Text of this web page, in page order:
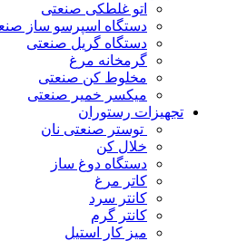
اتو غلطکی صنعتی
دستگاه اسپرسو ساز
دستگاه گریل صنعتی
گرمخانه مرغ
مخلوط کن صنعتی
میکسر خمیر صنعتی
تجهیزات رستوران
توستر صنعتی نان
خلال کن
دستگاه دوغ ساز
کاتر مرغ
کانتر سرد
کانتر گرم
میز کار استیل